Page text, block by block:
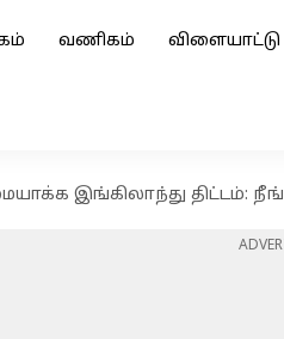
வணிகம் விளையாட்டு
இங்கிலாந்து